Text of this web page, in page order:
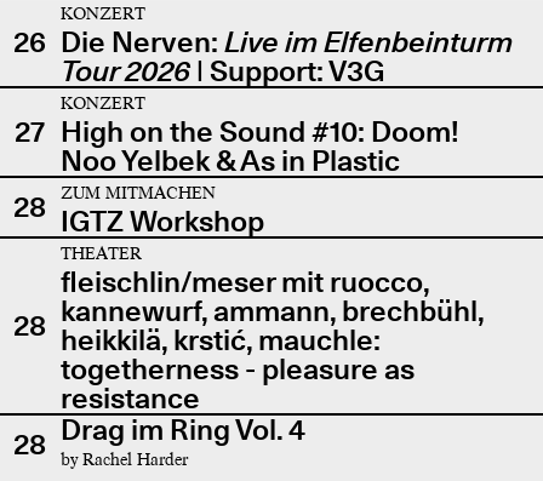
26
KONZERT
Die Nerven: Live im Elfenbeinturm
Tour 2026| Support: V3G
27
KONZERT
High on the Sound #10: Doom!
Noo Yelbek & As in Plastic
28
ZUM MITMACHEN
IGTZ Workshop
28
THEATER
fleischlin/meser mit ruocco,
kannewurf, ammann, brechbühl,
heikkilä, krstić, mauchle:
togetherness - pleasure as
resistance
28 Drag im Ring Vol. 4
by Rachel Harder